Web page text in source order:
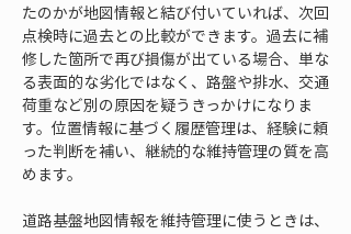
たのかが地図情報と結び付いていれば、次回
点検時に過去との比較ができます。過去に補
修した箇所で再び損傷が出ている場合、単な
る表面的な劣化ではなく、路盤や排水、交通
荷重など別の原因を疑うきっかけになりま
す。位置情報に基づく履歴管理は、経験に頼
った判断を補い、継続的な維持管理の質を高
めます。
道路基盤地図情報を維持管理に使うときは、